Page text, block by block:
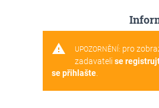
warning UPOZORNĚNÍ: pro
zadavateli se
se přihlašte.